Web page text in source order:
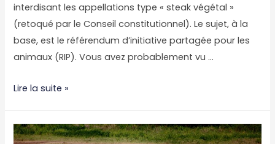
interdisant les appellations type « steak végétal »
(retoqué par le Conseil constitutionnel). Le sujet, à la
base, est le référendum d’initiative partagée pour les
animaux (RIP). Vous avez probablement vu …
Débunkage
RIP
Lire la suite »